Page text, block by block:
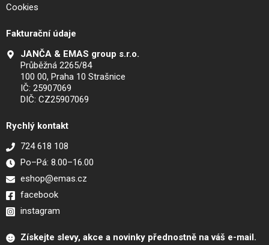
Cookies
Fakturační údaje
JANČA & EMAS group s.r.o.
Průběžná 2265/84
100 00, Praha 10 Strašnice
IČ: 25907069
DIČ: CZ25907069
Rychlý kontakt
724 618 108
Po–Pá: 8.00–16.00
eshop@emas.cz
facebook
instagram
Získejte slevy, akce a novinky přednostně na váš e-mail.